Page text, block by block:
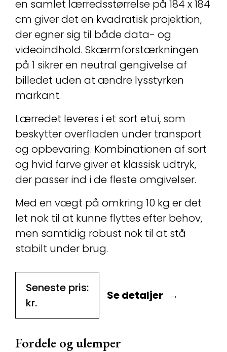
en samlet lærredsstørrelse på 184 x 184
cm giver det en kvadratisk projektion,
der egner sig til både data- og
videoindhold. Skærmforstærkningen
på 1 sikrer en neutral gengivelse af
billedet uden at ændre lysstyrken
markant.
Lærredet leveres i et sort etui, som
beskytter overfladen under transport
og opbevaring. Kombinationen af sort
og hvid farve giver et klassisk udtryk,
der passer ind i de fleste omgivelser.
Med en vægt på omkring 10 kg er det
let nok til at kunne flyttes efter behov,
men samtidig robust nok til at stå
stabilt under brug.
Fordele og ulemper
Seneste pris:
kr.
Se detaljer